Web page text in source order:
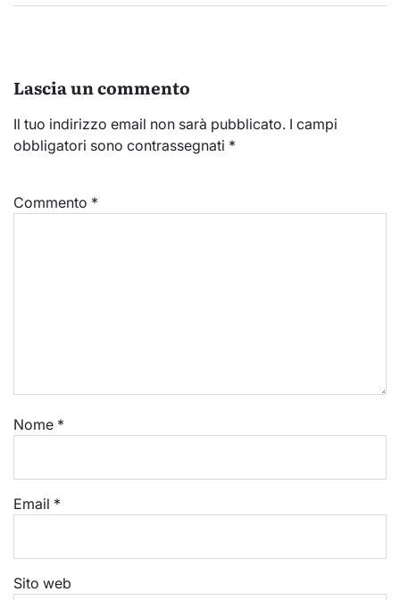
Lascia un commento
Il tuo indirizzo email non sarà pubblicato. I campi
obbligatori sono contrassegnati *
Commento *
Nome *
Email *
Sito web